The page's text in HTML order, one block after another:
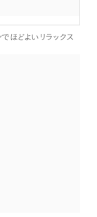
でほどよいリラックス